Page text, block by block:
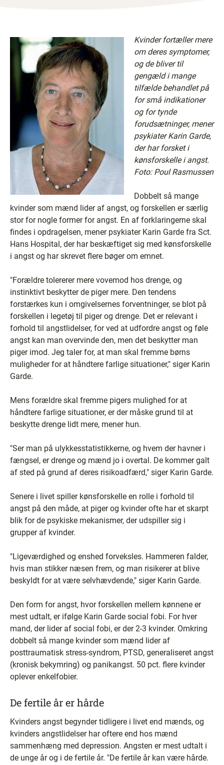
Kvinder fortæller mere
om deres symptomer,
og de bliver til
gengæld i mange
tilfælde behandlet på
for små indikationer
og for tynde
forudsætninger, mener
psykiater Karin Garde,
der har forsket i
kønsforskelle i angst.
Foto: Poul Rasmussen
Dobbelt så mange
kvinder som mænd lider af angst, og forskellen er særlig
stor for nogle former for angst. En af forklaringerne skal
findes i opdragelsen, mener psykiater Karin Garde fra Sct.
Hans Hospital, der har beskæftiget sig med kønsforskelle
i angst og har skrevet flere bøger om emnet.
"Forældre tolererer mere vovemod hos drenge, og
instinktivt beskytter de piger mere. Den tendens
forstærkes kun i omgivelsernes forventninger, se blot på
forskellen i legetøj til piger og drenge. Det er relevant i
forhold til angstlidelser, for ved at udfordre angst og føle
angst kan man overvinde den, men det beskytter man
piger imod. Jeg taler for, at man skal fremme børns
muligheder for at håndtere farlige situationer," siger Karin
Garde.
Mens forældre skal fremme pigers mulighed for at
håndtere farlige situationer, er der måske grund til at
beskytte drenge lidt mere, mener hun.
"Ser man på ulykkesstatistikkerne, og hvem der havner i
fængsel, er drenge og mænd jo i overtal. De kommer galt
af sted på grund af deres risikoadfærd," siger Karin Garde.
Senere i livet spiller kønsforskelle en rolle i forhold til
angst på den måde, at piger og kvinder ofte har et skarpt
blik for de psykiske mekanismer, der udspiller sig i
grupper af kvinder.
"Ligeværdighed og enshed forveksles. Hammeren falder,
hvis man stikker næsen frem, og man risikerer at blive
beskyldt for at være selvhævdende," siger Karin Garde.
Den form for angst, hvor forskellen mellem kønnene er
mest udtalt, er ifølge Karin Garde social fobi. For hver
mand, der lider af social fobi, er der 2-3 kvinder. Omkring
dobbelt så mange kvinder som mænd lider af
posttraumatisk stress-syndrom, PTSD, generaliseret angst
(kronisk bekymring) og panikangst. 50 pct. flere kvinder
oplever enkelfobier.
De fertile år er hårde
Kvinders angst begynder tidligere i livet end mænds, og
kvinders angstlidelser har oftere end hos mænd
sammenhæng med depression. Angsten er mest udtalt i
de unge år og i de fertile år. "De fertile år kan være hårde.